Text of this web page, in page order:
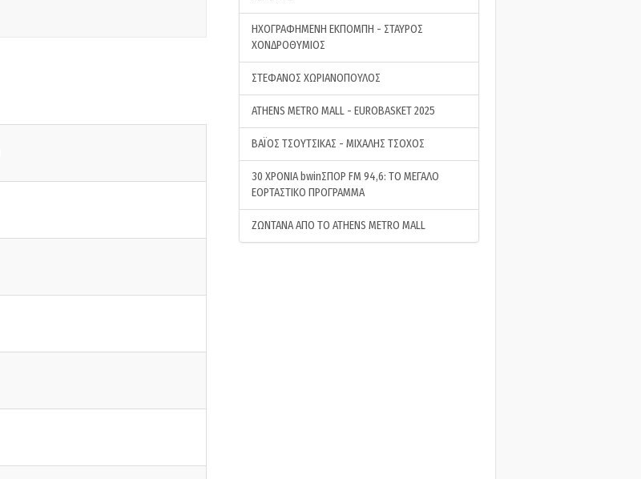
ΗΧΟΓΡΑΦΗΜΕΝΗ ΕΚΠΟΜΠΗ - ΣΤΑΥΡΟΣ
ΧΟΝΔΡΟΘΥΜΙΟΣ
ΣΤΕΦΑΝΟΣ ΧΩΡΙΑΝΟΠΟΥΛΟΣ
ATHENS METRO MALL - EUROBASKET 2025
ΒΑΪΟΣ ΤΣΟΥΤΣΙΚΑΣ - ΜΙΧΑΛΗΣ ΤΣΟΧΟΣ
30 ΧΡΟΝΙΑ bwinΣΠΟΡ FM 94,6: ΤΟ ΜΕΓΑΛΟ
ΕΟΡΤΑΣΤΙΚΟ ΠΡΟΓΡΑΜΜΑ
ΖΩΝΤΑΝΑ ΑΠΟ ΤΟ ATHENS METRO MALL